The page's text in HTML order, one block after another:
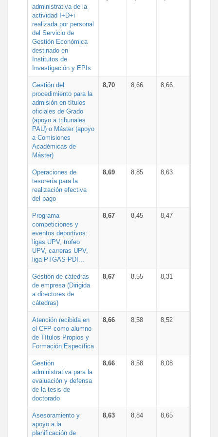
administrativa de la
actividad I+D+i
realizada por personal
del Servicio de
Gestión Económica
destinado en
Institutos de
Investigación y EPIs
Gestión del
procedimiento para la
admisión en títulos
oficiales de Grado
(apoyo a tribunales
PAU) o Máster (apoyo
a Comisiones
Académicas de
Máster)
8,70 8,66 8,66
Operaciones de
tesorería para la
realización efectiva
del pago
8,69 8,85 8,63
Programa
competiciones y
eventos deportivos:
ligas UPV, trofeo
UPV, carreras UPV,
liga PTGAS-PDI...
8,67 8,45 8,47
Gestión de cátedras
de empresa (Dirigida
a directores de
cátedras)
8,67 8,55 8,31
Atención recibida en
el CFP como alumno
de Títulos Propios y
Formación Específica
8,66 8,58 8,52
Gestión
administrativa para la
evaluación y defensa
de la tesis de
doctorado
8,66 8,58 8,08
Asesoramiento y
apoyo a la
planificación de
8,63 8,84 8,65